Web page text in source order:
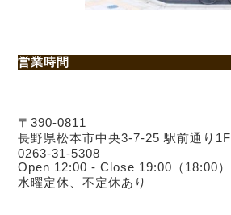
営業時間
〒390-0811
長野県松本市中央3-7-25 駅前通り1F
0263-31-5308
Open 12:00 - Close 19:00（18:00）
水曜定休、不定休あり